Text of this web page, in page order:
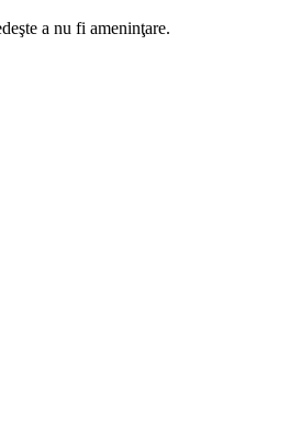
a nu fi ameninţare.